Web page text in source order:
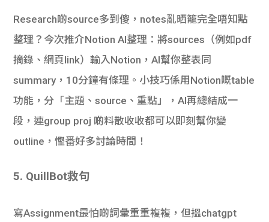
Research啲source多到傻，notes亂晒籠完全唔知點
整理？今次推介Notion AI整理：將sources（例如pdf
摘錄、網頁link）輸入Notion，AI幫你整表同
summary，10分鐘有條理。小技巧係用Notion嘅table
功能，分「主題、source、重點」，AI再總結成一
段，連group proj 啲料散收收都可以即刻幫你變
outline，慳番好多討論時間！
5. QuillBot救句
寫Assignment最怕啲詞彙重重複複，但搵chatgpt